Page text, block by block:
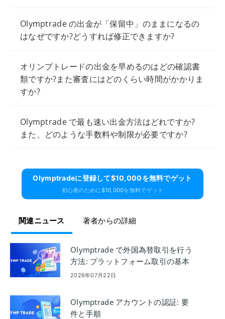
Olymptrade の出金が「保留中」のままになるの
はなぜですか?どうすれば修正できますか?
オリンプトレードの出金を早めるのはどの確認書
類ですか?また審査にはどのくらい時間がかかりま
すか?
Olymptrade で最も速い出金方法はどれですか?
また、どのような手数料や制限が必要ですか?
Olymptradeに​​登録して$10,000を無料でゲット
初心者のために$10,000を無料でゲット
関連ニュース 著者からの詳細
Olymptrade で外国為替取引を行う
方法: プラットフォーム取引の基本
2026年07月22日
Olymptrade アカウントの認証: 要
件と手順